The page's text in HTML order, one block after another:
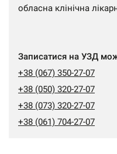
обласна клінічна
Записатися на УЗД
+38 (067) 350-27-07
+38 (050) 320-27-07
+38 (073) 320-27-07
+38 (061) 704-27-07